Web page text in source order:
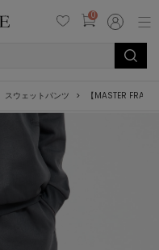
0
スウェットパンツ 【MASTER